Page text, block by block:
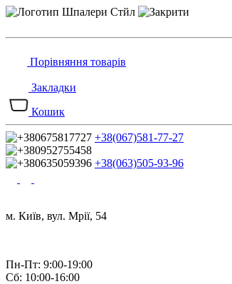
Порівняння товарів
Закладки
Кошик
+38(067)581-77-27
+38(063)505-93-96
м. Київ, вул. Мрії, 54
Пн-Пт: 9:00-19:00
Сб: 10:00-16:00